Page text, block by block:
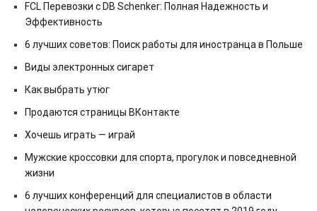
FCL Перевозки с DB Schenker: Полная Надежность и
Эффективность
6 лучших советов: Поиск работы для иностранца в Польше
Виды электронных сигарет
Как выбрать утюг
Продаются страницы ВКонтакте
Хочешь играть — играй
Мужские кроссовки для спорта, прогулок и повседневной
жизни
6 лучших конференций для специалистов в области